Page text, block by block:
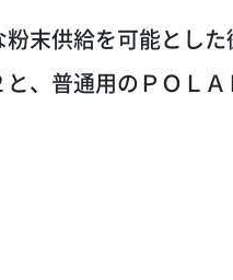
粉末供給を可能とし
と、普通用のＰＯＬ